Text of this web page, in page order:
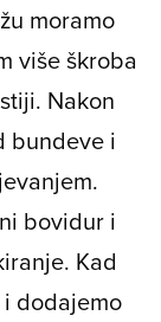
moramo
više škroba
Nakon
bundeve i
bovidur i
Kad
dodajemo